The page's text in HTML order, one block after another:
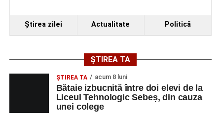
Ştirea zilei Actualitate Politică
ȘTIREA TA
ŞTIREA TA acum 8 luni
Bătaie izbucnită între doi elevi de la
Liceul Tehnologic Sebeș, din cauza
unei colege